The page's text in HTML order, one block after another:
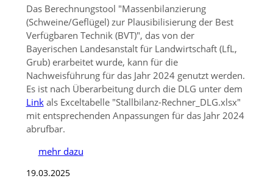
Das Berechnungstool Massenbilanzierung
(Schweine/Geflügel) zur Plausibilisierung der Best
Verfügbaren Technik (BVT) , das von der
Bayerischen Landesanstalt für Landwirtschaft (LfL,
Grub) erarbeitet wurde, kann für die
Nachweisführung für das Jahr 2024 genutzt werden.
Es ist nach Überarbeitung durch die DLG unter dem
Linkals Exceltabelle Stallbilanz-Rechner_DLG.xlsx
mit entsprechenden Anpassungen für das Jahr 2024
abrufbar.
mehr dazu
19.03.2025